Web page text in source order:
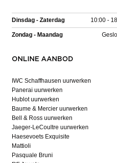
Dinsdag - Zaterdag 10:00 -
Zondag - Maandag
ONLINE AANBOD
IWC Schaffhausen uurwerken
Panerai uurwerken
Hublot uurwerken
Baume & Mercier uurwerken
Bell & Ross uurwerken
Jaeger-LeCoultre uurwerken
Haesevoets Exquisite
Mattioli
Pasquale Bruni